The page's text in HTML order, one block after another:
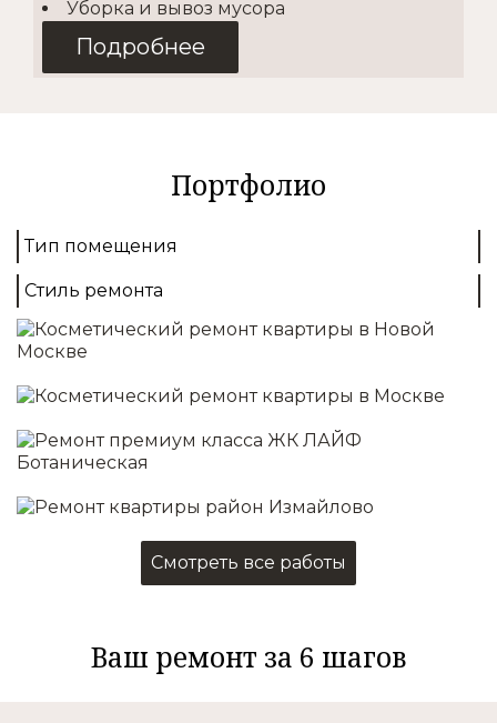
Уборка и вывоз мусора
Подробнее
Покупка материалов
Демонтаж
Монтаж полов
Отделка стен/потолков
Установка освещения
Подробнее
Капитальный
от 4000 руб./м
Все что в косметическом
Монтаж окон и дверей
Сантехника
Портфолио
Тип помещения
Стиль ремонта
Смотреть все работы
Ваш ремонт за 6 шагов